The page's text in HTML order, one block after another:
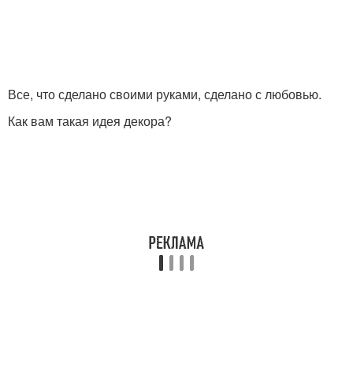
Все, что сделано своими руками, сделано с любовью.
Как вам такая идея декора?